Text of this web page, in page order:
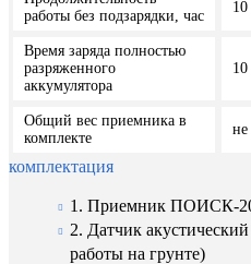
работы без подзарядки, час
Время заряда полностью
разряженного
аккумулятора
Общий вес приемника в
комплекте
не
комплектация
1. Приемник ПОИСК-
2. Датчик
работы на грунте)